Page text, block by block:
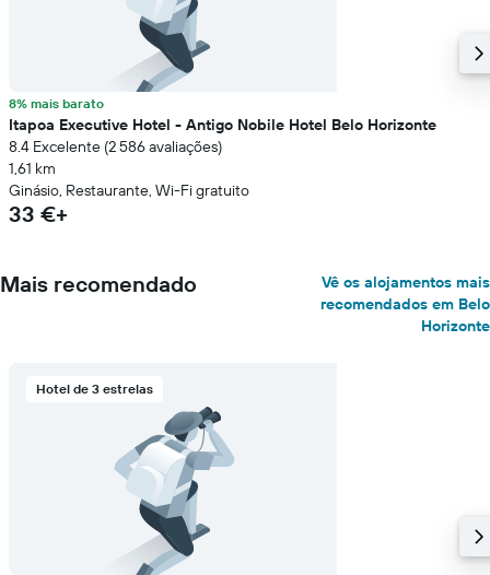
8% mais barato
Itapoa Executive Hotel - Antigo Nobile Hotel Belo Horizonte
8.4 Excelente (2 586 avaliações)
1,61 km
Ginásio, Restaurante, Wi-Fi gratuito
33 €+
Mais recomendado
Vê os alojamentos mais
recomendados em Belo
Horizonte
Hotel de 3 estrelas